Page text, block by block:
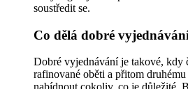
soustředit se.
Co dělá dobré
Dobré vyjednávání je takové, kdy
rafinované oběti a přitom